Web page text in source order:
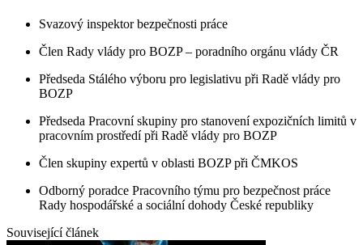
Svazový inspektor bezpečnosti práce
Člen Rady vlády pro BOZP – poradního orgánu vlády ČR
Předseda Stálého výboru pro legislativu při Radě vlády pro
BOZP
Předseda Pracovní skupiny pro stanovení expozičních limitů v
pracovním prostředí při Radě vlády pro BOZP
Člen skupiny expertů v oblasti BOZP při ČMKOS
Odborný poradce Pracovního týmu pro bezpečnost práce
Rady hospodářské a sociální dohody České republiky
Související článek